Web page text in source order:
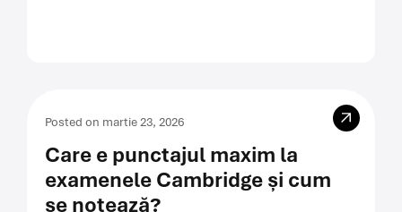
Posted on martie 23, 2026
Care e punctajul maxim la
examenele Cambridge și cum
se notează?